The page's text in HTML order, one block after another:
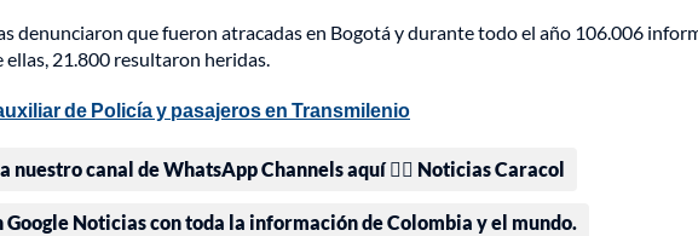
denunciaron que fueron atracadas en Bogotá y durante todo el año 106.006
21.800 resultaron heridas.
de Policía y pasajeros en Transmilenio
nuestro canal de WhatsApp Channels aquí 👉🏻 Noticias Caracol
Google Noticias con toda la información de Colombia y el mundo.